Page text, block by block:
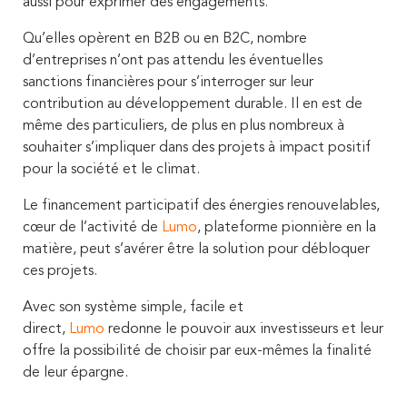
aussi pour exprimer des engagements.
Qu’elles opèrent en B2B ou en B2C, nombre
d’entreprises n’ont pas attendu les éventuelles
sanctions financières pour s’interroger sur leur
contribution au développement durable. Il en est de
même des particuliers, de plus en plus nombreux à
souhaiter s’impliquer dans des projets à impact positif
pour la société et le climat.
Le financement participatif des énergies renouvelables,
cœur de l’activité de Lumo, plateforme pionnière en la
matière, peut s’avérer être la solution pour débloquer
ces projets.
Avec son système simple, facile et
direct, Lumo redonne le pouvoir aux investisseurs et leur
offre la possibilité de choisir par eux-mêmes la finalité
de leur épargne.